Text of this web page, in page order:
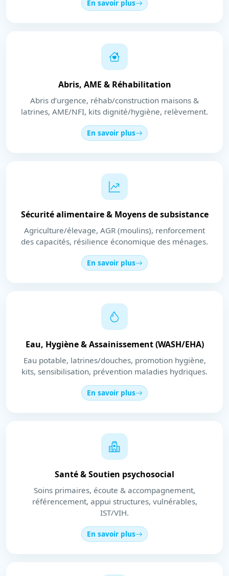
En savoir plus
Abris, AME & Réhabilitation
Abris d’urgence, réhab/construction maisons &
latrines, AME/NFI, kits dignité/hygiène, relèvement.
En savoir plus
Sécurité alimentaire & Moyens de subsistance
Agriculture/élevage, AGR (moulins), renforcement
des capacités, résilience économique des ménages.
En savoir plus
Eau, Hygiène & Assainissement (WASH/EHA)
Eau potable, latrines/douches, promotion hygiène,
kits, sensibilisation, prévention maladies hydriques.
En savoir plus
Santé & Soutien psychosocial
Soins primaires, écoute & accompagnement,
référencement, appui structures, vulnérables,
IST/VIH.
En savoir plus